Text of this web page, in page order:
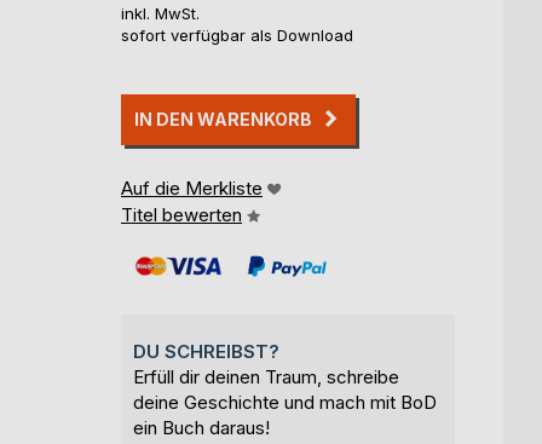
inkl. MwSt.
sofort verfügbar als Download
IN DEN WARENKORB
Auf die Merkliste
Titel bewerten
DU SCHREIBST?
Erfüll dir deinen Traum, schreibe
deine Geschichte und mach mit BoD
ein Buch daraus!